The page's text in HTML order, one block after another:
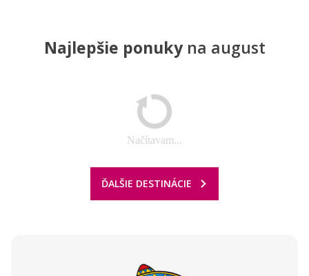
Najlepšie ponukyna august
Načítavam...
ĎALŠIE DESTINÁCIE